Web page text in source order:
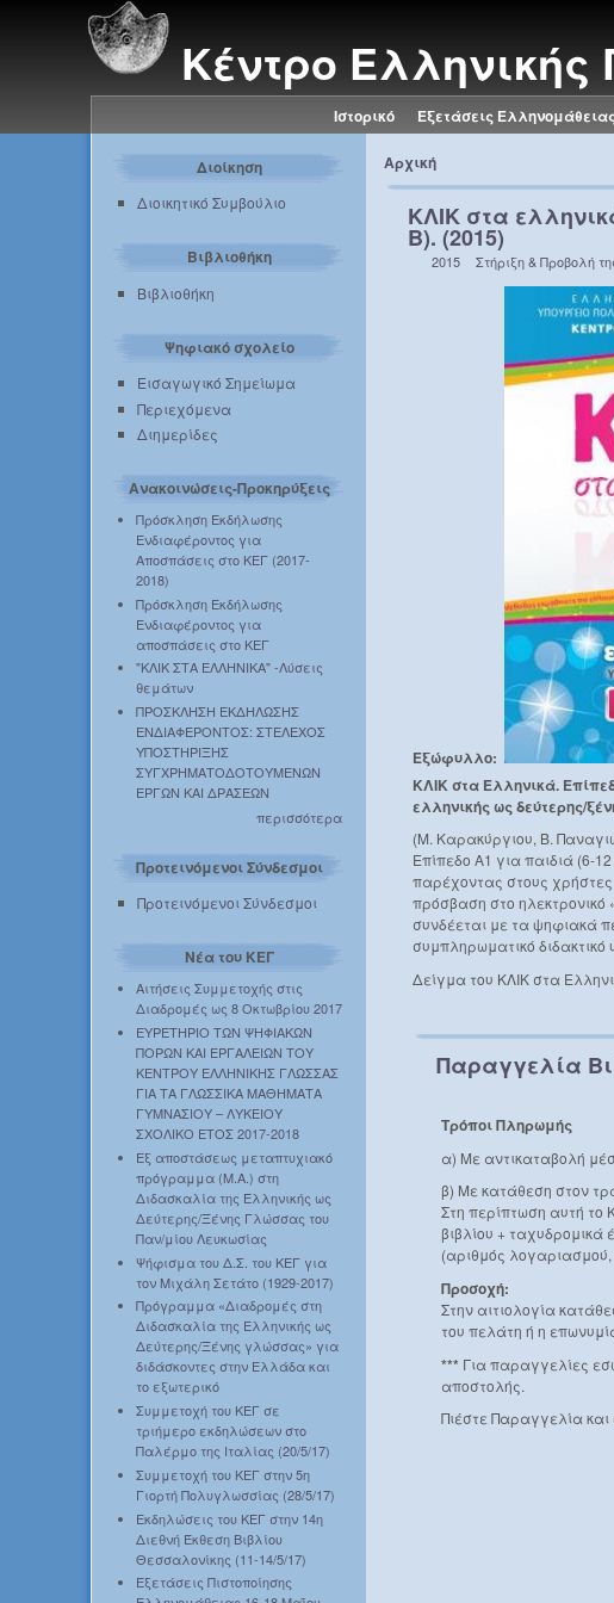
Κέντρο
Ιστορικό Εξετάσεις
Διοίκηση
Διοικητικό Συμβούλιο
Βιβλιοθήκη
Βιβλιοθήκη
Ψηφιακό σχολείο
Εισαγωγικό Σημείωμα
Περιεχόμενα
Διημερίδες
Ανακοινώσεις-Προκηρύξεις
Πρόσκληση Εκδήλωσης
Ενδιαφέροντος για
Αποσπάσεις στο ΚΕΓ (2017-
2018)
Πρόσκληση Εκδήλωσης
Ενδιαφέροντος για
αποσπάσεις στο ΚΕΓ
"ΚΛΙΚ ΣΤΑ ΕΛΛΗΝΙΚΑ" -Λύσεις
θεμάτων
ΠΡΟΣΚΛΗΣΗ ΕΚΔΗΛΩΣΗΣ
ΕΝΔΙΑΦΕΡΟΝΤΟΣ: ΣΤΕΛΕΧΟΣ
ΥΠΟΣΤΗΡΙΞΗΣ
ΣΥΓΧΡΗΜΑΤΟΔΟΤΟΥΜΕΝΩΝ
ΕΡΓΩΝ ΚΑΙ ΔΡΑΣΕΩΝ
περισσότερα
Προτεινόμενοι Σύνδεσμοι
Προτεινόμενοι Σύνδεσμοι
Νέα του ΚΕΓ
Αιτήσεις Συμμετοχής στις
Διαδρομές ως 8 Οκτωβρίου 2017
ΕΥΡΕΤΗΡΙΟ ΤΩΝ ΨΗΦΙΑΚΩΝ
ΠΟΡΩΝ ΚΑΙ ΕΡΓΑΛΕΙΩΝ ΤΟΥ
ΚΕΝΤΡΟΥ ΕΛΛΗΝΙΚΗΣ ΓΛΩΣΣΑΣ
ΓΙΑ ΤΑ ΓΛΩΣΣΙΚΑ ΜΑΘΗΜΑΤΑ
ΓΥΜΝΑΣΙΟΥ – ΛΥΚΕΙΟΥ
ΣΧΟΛΙΚΟ ΕΤΟΣ 2017-2018
Εξ αποστάσεως μεταπτυχιακό
πρόγραμμα (Μ.Α.) στη
Διδασκαλία της Ελληνικής ως
Δεύτερης/Ξένης Γλώσσας του
Παν/μίου Λευκωσίας
Ψήφισμα του Δ.Σ. του ΚΕΓ για
τον Μιχάλη Σετάτο (1929-2017)
Πρόγραμμα «Διαδρομές στη
Διδασκαλία της Ελληνικής ως
Δεύτερης/Ξένης γλώσσας» για
διδάσκοντες στην Ελλάδα και
το εξωτερικό
Συμμετοχή του ΚΕΓ σε
τριήμερο εκδηλώσεων στο
Παλέρμο της Ιταλίας (20/5/17)
Συμμετοχή του ΚΕΓ στην 5η
Γιορτή Πολυγλωσσίας (28/5/17)
Εκδηλώσεις του ΚΕΓ στην 14η
Διεθνή Έκθεση Βιβλίου
Θεσσαλονίκης (11-14/5/17)
Εξετάσεις Πιστοποίησης
Αρχική
ΚΛΙΚ στα
Β). (2015)
2015 Στήριξη & Προβολή
Εξώφυλλο:
ΚΛΙΚ στα Ελληνικά.
ελληνικής ως δεύτερης/
(Μ. Καρακύργιου, Β.
Επίπεδο Α1 για παιδιά (6-
παρέχοντας στους χρήστες
πρόσβαση στο ηλεκτρονικό
συνδέεται με τα ψηφιακά
συμπληρωματικό διδακτικό
Δείγμα του ΚΛΙΚ στα
Παραγγελία
Τρόποι Πληρωμής
α) Με αντικαταβολή
β) Με κατάθεση στον
Στη περίπτωση αυτή το
βιβλίου +
(αριθμός λογαριασμού,
Προσοχή:
Στην αιτιολογία
του πελάτη ή η
*** Για παραγγελίες
αποστολής.
Πιέστε Παραγγελία